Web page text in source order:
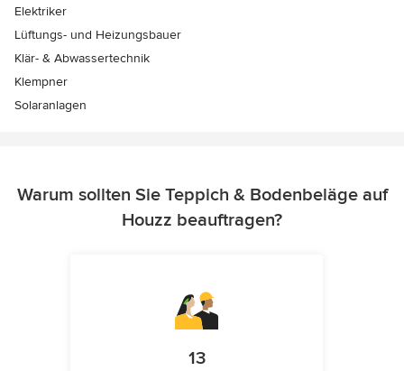
Elektriker
Lüftungs- und Heizungsbauer
Klär- & Abwassertechnik
Klempner
Solaranlagen
Warum sollten Sie Teppich & Bodenbeläge auf
Houzz beauftragen?
13